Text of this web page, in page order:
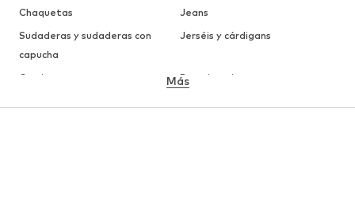
Chaquetas
Jeans
Sudaderas y sudaderas con
capucha
Jerséis y cárdigans
Camisetas
Ropa interior
Más